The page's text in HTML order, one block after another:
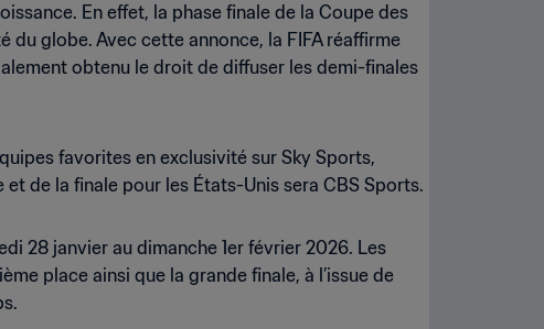
En effet, la phase finale de la Coupe des
du globe. Avec cette annonce, la FIFA réaffirme
obtenu le droit de diffuser les demi-finales
favorites en exclusivité sur Sky Sports,
de la finale pour les États-Unis sera CBS Sports.
28 janvier au dimanche 1er février 2026. Les
place ainsi que la grande finale, à l’issue de